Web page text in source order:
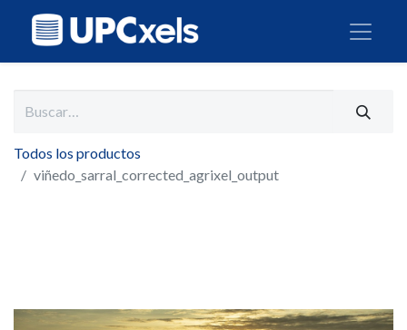
Todos los productos
viñedo_sarral_corrected_agrixel_output